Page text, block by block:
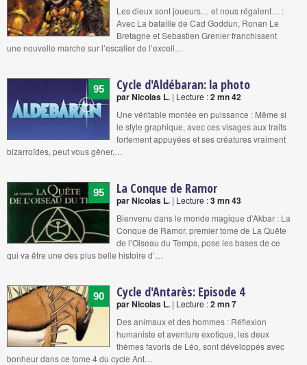
Les dieux sont joueurs… et nous régalent… :
Avec La bataille de Cad Goddun, Ronan Le
Bretagne et Sebastien Grenier franchissent
une nouvelle marche sur l’escalier de l’excell…
95 Cycle d'Aldébaran: la photo
par Nicolas L. | Lecture :2 mn 42
Une véritable montée en puissance : Même si
le style graphique, avec ces visages aux traits
fortement appuyées et ses créatures vraiment
bizarroïdes, peut vous gêner,…
95 La Conque de Ramor
par Nicolas L. | Lecture :3 mn 43
Bienvenu dans le monde magique d’Akbar : La
Conque de Ramor, premier tome de La Quête
de l’Oiseau du Temps, pose les bases de ce
qui va être une des plus belle histoire d’…
90 Cycle d'Antarès: Episode 4
par Nicolas L. | Lecture :2 mn 7
Des animaux et des hommes : Réflexion
humaniste et aventure exotique, les deux
thèmes favoris de Léo, sont développés avec
bonheur dans ce tome 4 du cycle Ant…